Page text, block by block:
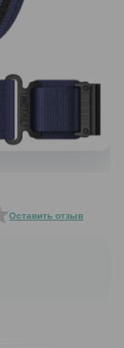
Оставить отзыв